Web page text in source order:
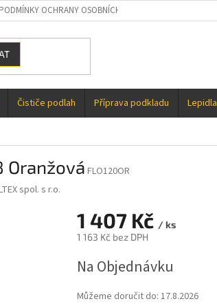
PODMÍNKY OCHRANY OSOBNÍCH ÚDAJŮ
Čističe podlah Příprava podkladu Lepidla
Oranžová FLO120OR
spol. s r.o.
1 407 Kč / ks
1 163 Kč bez DPH
cena:
Na Objednávku
Můžeme doručit do: 17.8.2026